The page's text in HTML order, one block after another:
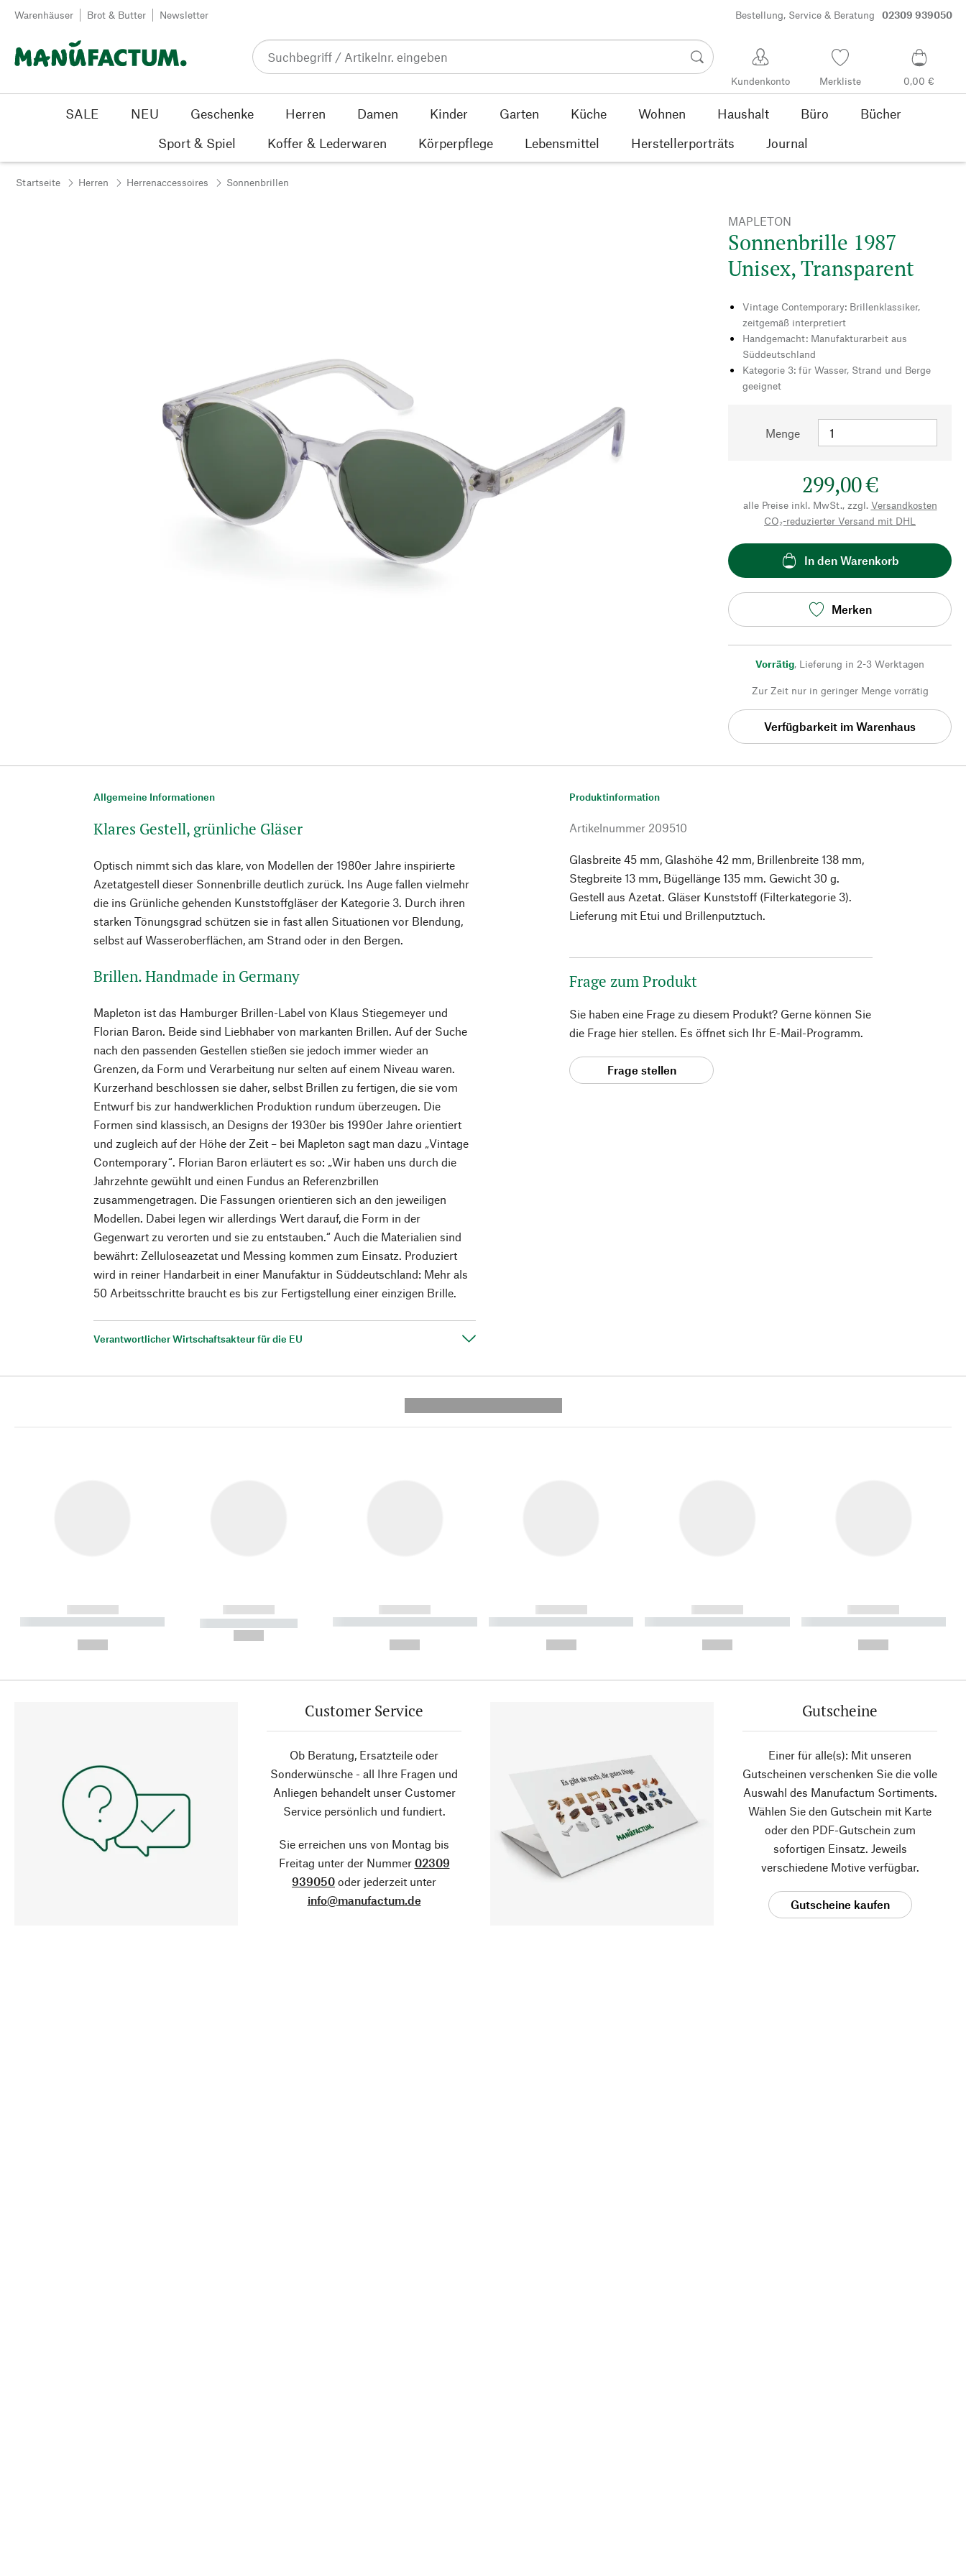
Zum Inhalt springen
Warenhäuser Brot & Butter Newsletter Bestellung, Service & Beratung 02309 939050
Kundenkonto Merkliste 0,00 €
SALE NEU Geschenke Herren Damen Kinder Garten Küche Wohnen Haushalt Büro
Bücher
Sport & Spiel
Koffer & Lederwaren Körperpflege Lebensmittel Herstellerporträts Journal
Startseite Herren Herrenaccessoires Sonnenbrillen
MAPLETON
Sonnenbrille 1987
Unisex, Transparent
Vintage Contemporary: Brillenklassiker,
zeitgemäß interpretiert
Handgemacht: Manufakturarbeit aus
Süddeutschland
Kategorie 3: für Wasser, Strand und Berge
geeignet
Menge
299,00 €
alle Preise inkl. MwSt., zzgl. Versandkosten
CO₂-reduzierter Versand mit DHL
In den Warenkorb
Merken
Vorrätig, Lieferung in 2-3 Werktagen
Zur Zeit nur in geringer Menge vorrätig
Verfügbarkeit im Warenhaus
Allgemeine Informationen
Klares Gestell, grünliche Gläser
Optisch nimmt sich das klare, von Modellen der 1980er Jahre inspirierte
Azetatgestell dieser Sonnenbrille deutlich zurück. Ins Auge fallen vielmehr
die ins Grünliche gehenden Kunststoffgläser der Kategorie 3. Durch ihren
starken Tönungsgrad schützen sie in fast allen Situationen vor Blendung,
selbst auf Wasseroberflächen, am Strand oder in den Bergen.
Brillen. Handmade in Germany
Mapleton ist das Hamburger Brillen-Label von Klaus Stiegemeyer und
Florian Baron. Beide sind Liebhaber von markanten Brillen. Auf der Suche
nach den passenden Gestellen stießen sie jedoch immer wieder an
Grenzen, da Form und Verarbeitung nur selten auf einem Niveau waren.
Kurzerhand beschlossen sie daher, selbst Brillen zu fertigen, die sie vom
Entwurf bis zur handwerklichen Produktion rundum überzeugen. Die
Formen sind klassisch, an Designs der 1930er bis 1990er Jahre orientiert
und zugleich auf der Höhe der Zeit – bei Mapleton sagt man dazu „Vintage
Contemporary“. Florian Baron erläutert es so: „Wir haben uns durch die
Jahrzehnte gewühlt und einen Fundus an Referenzbrillen
zusammengetragen. Die Fassungen orientieren sich an den jeweiligen
Modellen. Dabei legen wir allerdings Wert darauf, die Form in der
Gegenwart zu verorten und sie zu entstauben.“ Auch die Materialien sind
bewährt: Zelluloseazetat und Messing kommen zum Einsatz. Produziert
wird in reiner Handarbeit in einer Manufaktur in Süddeutschland: Mehr als
50 Arbeitsschritte braucht es bis zur Fertigstellung einer einzigen Brille.
Verantwortlicher Wirtschaftsakteur für die EU
Produktinformation
Artikelnummer 209510
Glasbreite 45 mm, Glashöhe 42 mm, Brillenbreite 138 mm,
Stegbreite 13 mm, Bügellänge 135 mm. Gewicht 30 g.
Gestell aus Azetat. Gläser Kunststoff (Filterkategorie 3).
Lieferung mit Etui und Brillenputztuch.
Frage zum Produkt
Sie haben eine Frage zu diesem Produkt? Gerne können Sie
die Frage hier stellen. Es öffnet sich Ihr E-Mail-Programm.
Frage stellen
------------
----------- ----------- ----------
------------
----------- -----------
------------
----------- ----------- ----------
------------
----------- ----------- ----------
------------
----------- ----------- ----------
------------
----------- ----------- ----------
Customer Service
Ob Beratung, Ersatzteile oder
Sonderwünsche - all Ihre Fragen und
Anliegen behandelt unser Customer
Service persönlich und fundiert.
Sie erreichen uns von Montag bis
Freitag unter der Nummer 02309
939050 oder jederzeit unter
info@manufactum.de
Gutscheine
Einer für alle(s): Mit unseren
Gutscheinen verschenken Sie die volle
Auswahl des Manufactum Sortiments.
Wählen Sie den Gutschein mit Karte
oder den PDF-Gutschein zum
sofortigen Einsatz. Jeweils
verschiedene Motive verfügbar.
Gutscheine kaufen